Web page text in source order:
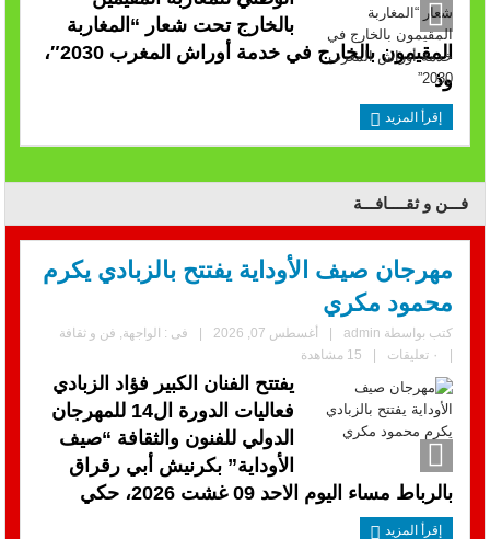
بالخارج تحت شعار “المغاربة
المقيمون بالخارج في خدمة أوراش المغرب 2030″،
وذ
إقرأ المزيد
فـــن و ثقــــافـــة
مهرجان صيف الأوداية يفتتح بالزبادي يكرم
محمود مكري
كتب بواسطة admin أغسطس 07, 2026 فى : الواجهة, فن و ثقافة
٠ تعليقات 15 مشاهدة
يفتتح الفنان الكبير فؤاد الزبادي
فعاليات الدورة ال14 للمهرجان
الدولي للفنون والثقافة “صيف
الأوداية” بكرنيش أبي رقراق
بالرباط مساء اليوم الاحد 09 غشت 2026، حكي
إقرأ المزيد